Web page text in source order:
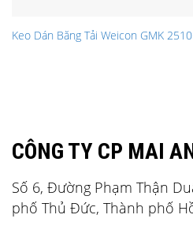
Keo Dán Băng Tải Weicon GMK 2510
CÔNG TY CP MAI
Số 6, Đường Phạm Thận
phố Thủ Đức, Thành phố